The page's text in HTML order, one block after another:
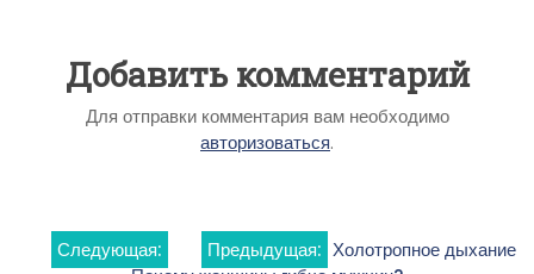
Добавить комментарий
Для отправки комментария вам необходимо
авторизоваться.
НавигацияПредыдущая: Холотропное дыхание
Следующая: